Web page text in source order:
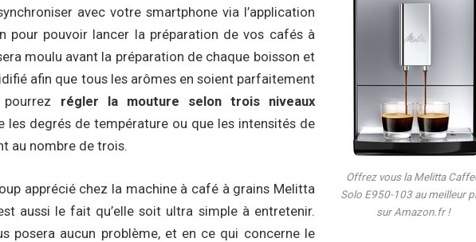
Offrez vous la Melitta
Solo E950-103 au meilleur
sur Amazon.fr !
avec votre smartphone via l’application
pour pouvoir lancer la préparation de vos cafés à
moulu avant la préparation de chaque boisson et
afin que tous les arômes en soient parfaitement
régler la mouture selon trois niveaux
degrés de température ou que les intensités de
au nombre de trois.
apprécié chez la machine à café à grains Melitta
aussi le fait qu’elle soit ultra simple à entretenir.
posera aucun problème, et en ce qui concerne le